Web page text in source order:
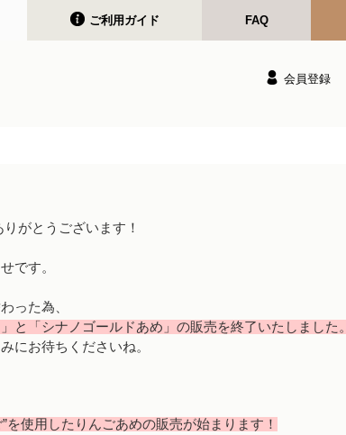
ご利用ガイド FAQ
会員登録
がとうございます！
です。
った為、
と「シナノゴールドあめ」の販売を終了いたしました。
にお待ちくださいね。
を使用したりんごあめの販売が始まります！